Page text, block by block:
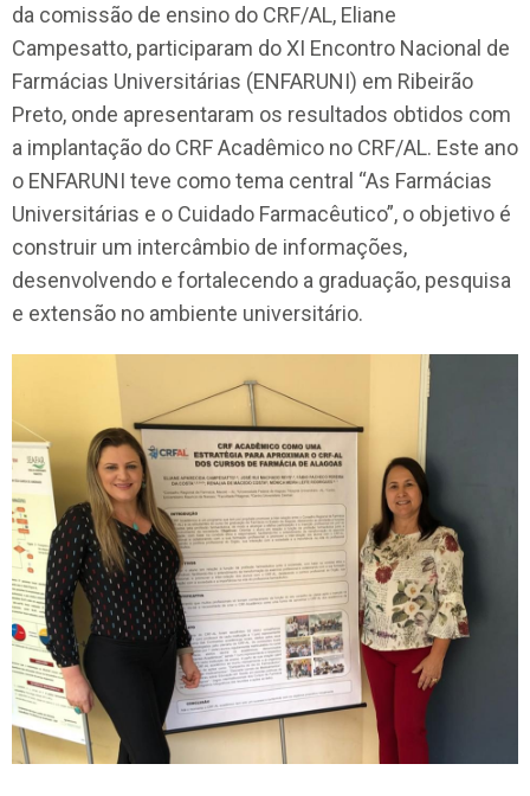
da comissão de ensino do CRF/AL, Eliane
Campesatto, participaram do XI Encontro Nacional de
Farmácias Universitárias (ENFARUNI) em Ribeirão
Preto, onde apresentaram os resultados obtidos com
a implantação do CRF Acadêmico no CRF/AL. Este ano
o ENFARUNI teve como tema central “As Farmácias
Universitárias e o Cuidado Farmacêutico”, o objetivo é
construir um intercâmbio de informações,
desenvolvendo e fortalecendo a graduação, pesquisa
e extensão no ambiente universitário.